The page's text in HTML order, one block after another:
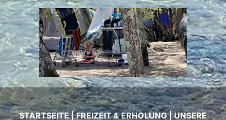
STARTSEITE|FREIZEIT & ERHOLUNG|UNSERE